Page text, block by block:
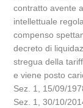
contratto avente
intellettuale
compenso
decreto di
stregua della
e viene posto
Sez. 1, 15/09/
Sez. 1, 30/10/